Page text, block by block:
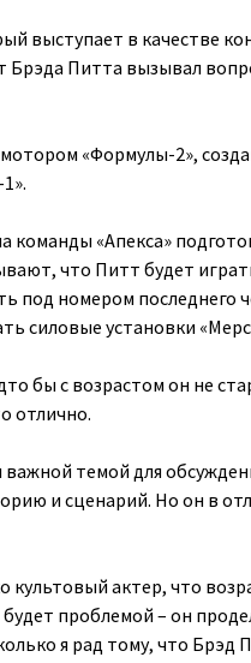
выступает в качестве
Брэда Питта вызывал
мотором «Формулы-2»,
команды «Апекса»
что Питт будет
под номером последнего
силовые установки
бы с возрастом он не
отлично.
темой для
и сценарий. Но он в
культовый актер, что
проблемой – он
я рад тому, что Брэд